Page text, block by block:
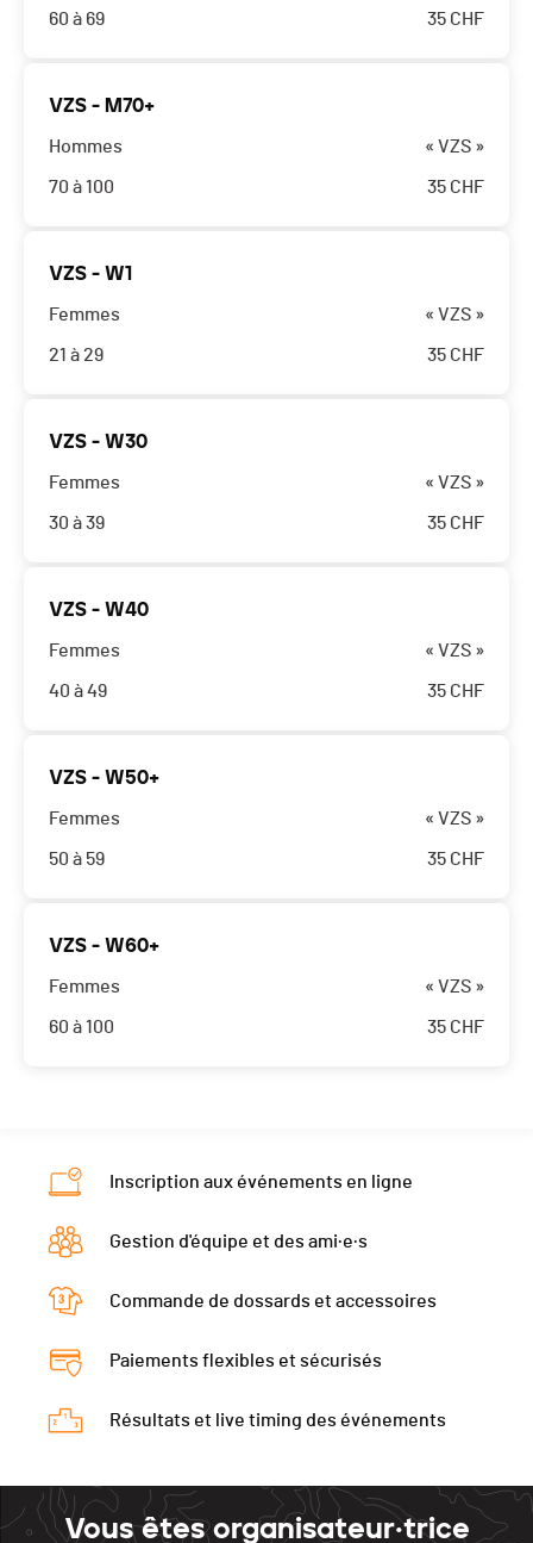
60 à 69 35 CHF
VZS - M70+
Hommes
70 à 100
« VZS »
35 CHF
VZS - W1
Femmes
21 à 29
« VZS »
35 CHF
VZS - W30
Femmes
30 à 39
« VZS »
35 CHF
VZS - W40
Femmes
40 à 49
« VZS »
35 CHF
VZS - W50+
Femmes
50 à 59
« VZS »
35 CHF
VZS - W60+
Femmes
60 à 100
« VZS »
35 CHF
Inscription aux événements en ligne
Gestion d'équipe et des ami·e·s
Commande de dossards et accessoires
Paiements flexibles et sécurisés
Résultats et live timing des événements
Vous êtes organisateur·trice